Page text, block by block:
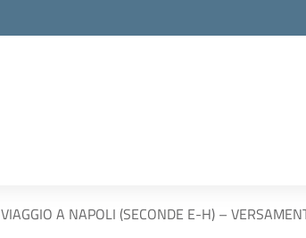
VIAGGIO A NAPOLI (SECONDE E-H) –